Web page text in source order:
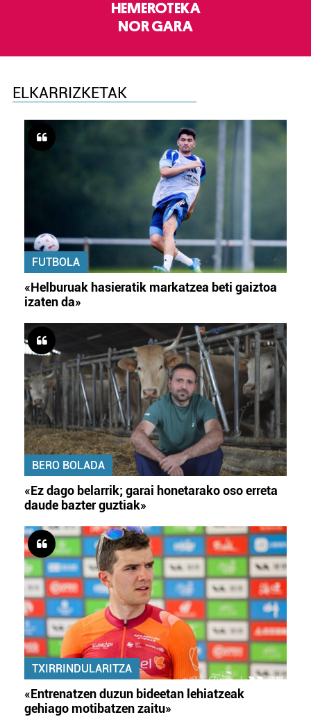
HEMEROTEKA
NOR GARA
ELKARRIZKETAK
FUTBOLA
«Helburuak hasieratik markatzea beti gaiztoa
izaten da»
BERO BOLADA
«Ez dago belarrik; garai honetarako oso erreta
daude bazter guztiak»
TXIRRINDULARITZA
«Entrenatzen duzun bideetan lehiatzeak
gehiago motibatzen zaitu»